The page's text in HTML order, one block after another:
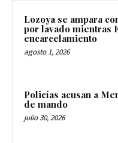
Lozoya se ampara
por lavado mientras
encarcelamiento
agosto 1, 2026
Policías acusan a
de mando
julio 30, 2026